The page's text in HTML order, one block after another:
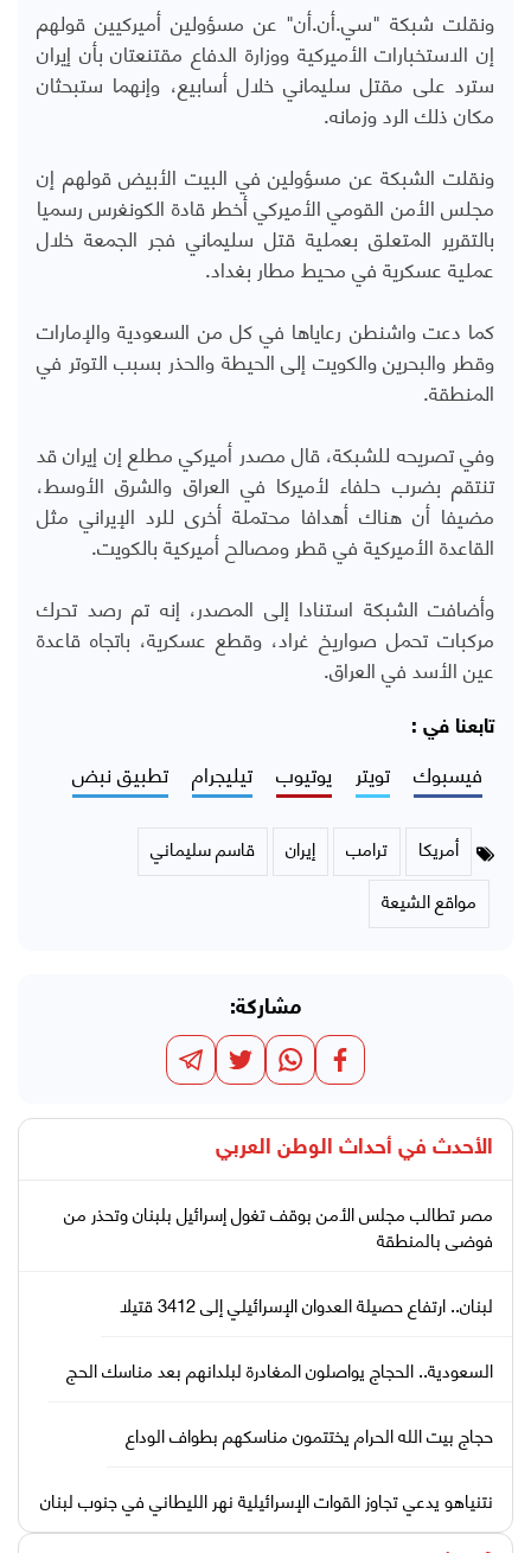
ونقلت شبكة "سي.أن.أن" عن مسؤولين أميركيين قولهم
إن الاستخبارات الأميركية ووزارة الدفاع مقتنعتان بأن إيران
سترد على مقتل سليماني خلال أسابيع، وإنهما ستبحثان
مكان ذلك الرد وزمانه.
ونقلت الشبكة عن مسؤولين في البيت الأبيض قولهم إن
مجلس الأمن القومي الأميركي أخطر قادة الكونغرس رسميا
بالتقرير المتعلق بعملية قتل سليماني فجر الجمعة خلال
عملية عسكرية في محيط مطار بغداد.
كما دعت واشنطن رعاياها في كل من السعودية والإمارات
وقطر والبحرين والكويت إلى الحيطة والحذر بسبب التوتر في
المنطقة.
وفي تصريحه للشبكة، قال مصدر أميركي مطلع إن إيران قد
تنتقم بضرب حلفاء لأميركا في العراق والشرق الأوسط،
مضيفا أن هناك أهدافا محتملة أخرى للرد الإيراني مثل
القاعدة الأميركية في قطر ومصالح أميركية بالكويت.
وأضافت الشبكة استنادا إلى المصدر، إنه تم رصد تحرك
مركبات تحمل صواريخ غراد، وقطع عسكرية، باتجاه قاعدة
عين الأسد في العراق.
تابعنا في :
فيسبوك تويتر يوتيوب تيليجرام تطبيق نبض
أمريكا ترامب إيران
قاسم سليماني
مواقع الشيعة
مشاركة:
الأحدث في أحداث الوطن العربي
مصر تطالب مجلس الأمن بوقف تغول إسرائيل بلبنان وتحذر من
فوضى بالمنطقة
لبنان.. ارتفاع حصيلة العدوان الإسرائيلي إلى 3412 قتيلا
السعودية.. الحجاج يواصلون المغادرة لبلدانهم بعد مناسك الحج
حجاج بيت الله الحرام يختتمون مناسكهم بطواف الوداع
نتنياهو يدعي تجاوز القوات الإسرائيلية نهر الليطاني في جنوب لبنان